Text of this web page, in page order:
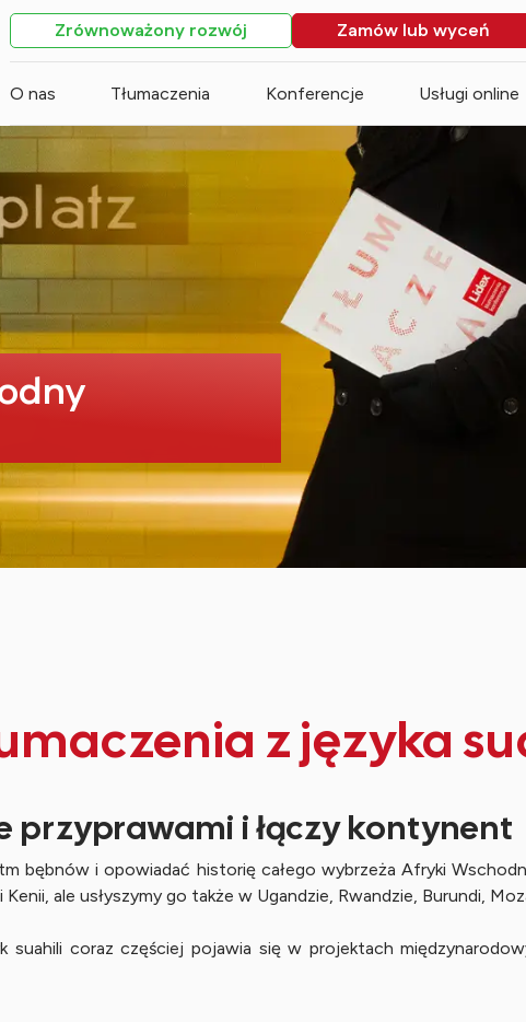
Zrównoważony rozwój Zamów lub wyceń
O nas Tłumaczenia Konferencje Usługi online
z języka
przyprawami i łączy kontynent
bębnów i opowiadać historię całego wybrzeża Afryki
ale usłyszymy go także w Ugandzie, Rwandzie, Burundi,
suahili coraz częściej pojawia się w projektach